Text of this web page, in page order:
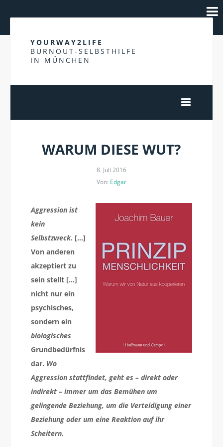
YOURWAY2LIFE
BURNOUT-SELBSTHILFE
IN MÜNCHEN
WARUM DIESE WUT?
8. Juli 2016
Von: Edgar
Aggression ist
kein
Selbstzweck. […]
Von anderen
akzeptiert zu
sein stellt […]
nicht nur ein
psychisches,
sondern ein
biologisches
Grundbedürfnis
dar. Wo
Aggression stattfindet, geht es – direkt oder
indirekt – immer um das Bemühen um
gelingende Beziehung, um die Verteidigung einer
Beziehung oder um eine Reaktion auf ihr
Scheitern.